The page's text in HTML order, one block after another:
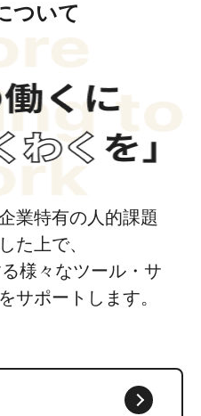
ついて
業特有の人的課題
た上で、
様々なツール・サ
サポートします。